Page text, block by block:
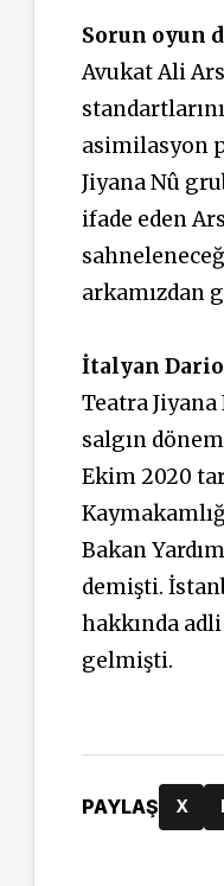
Sorun oyun
Avukat Ali
asimilasyon
Jiyana Nû
ifade eden
arkamızdan
İtalyan Dario
Teatra
salgın
Ekim 2020
Bakan
demişti.
hakkında
gelmişti.
PAYLAŞ X